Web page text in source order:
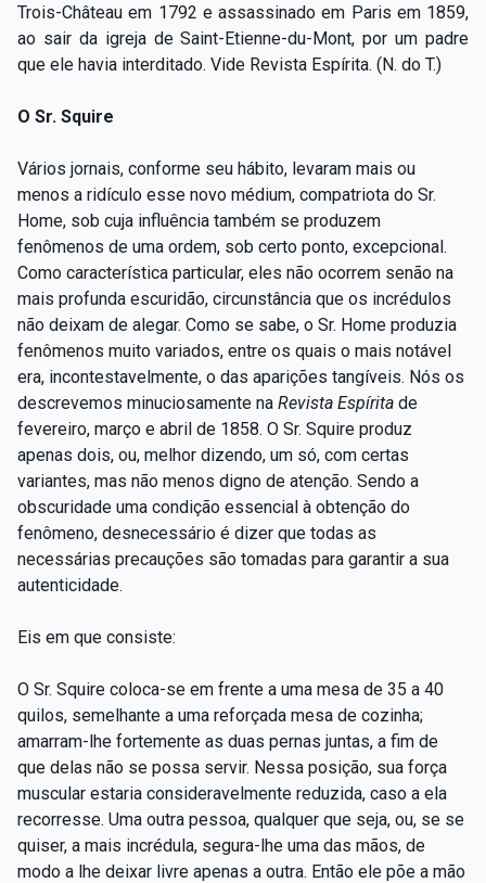
Trois-Château em 1792 e assassinado em Paris em 1859,
ao sair da igreja de Saint-Etienne-du-Mont, por um padre
que ele havia interditado. Vide Revista Espírita. (N. do T.)
O Sr. Squire
Vários jornais, conforme seu hábito, levaram mais ou
menos a ridículo esse novo médium, compatriota do Sr.
Home, sob cuja influência também se produzem
fenômenos de uma ordem, sob certo ponto, excepcional.
Como característica particular, eles não ocorrem senão na
mais profunda escuridão, circunstância que os incrédulos
não deixam de alegar. Como se sabe, o Sr. Home produzia
fenômenos muito variados, entre os quais o mais notável
era, incontestavelmente, o das aparições tangíveis. Nós os
descrevemos minuciosamente na Revista Espírita de
fevereiro, março e abril de 1858. O Sr. Squire produz
apenas dois, ou, melhor dizendo, um só, com certas
variantes, mas não menos digno de atenção. Sendo a
obscuridade uma condição essencial à obtenção do
fenômeno, desnecessário é dizer que todas as
necessárias precauções são tomadas para garantir a sua
autenticidade.
Eis em que consiste:
O Sr. Squire coloca-se em frente a uma mesa de 35 a 40
quilos, semelhante a uma reforçada mesa de cozinha;
amarram-lhe fortemente as duas pernas juntas, a fim de
que delas não se possa servir. Nessa posição, sua força
muscular estaria consideravelmente reduzida, caso a ela
recorresse. Uma outra pessoa, qualquer que seja, ou, se se
quiser, a mais incrédula, segura-lhe uma das mãos, de
modo a lhe deixar livre apenas a outra. Então ele põe a mão